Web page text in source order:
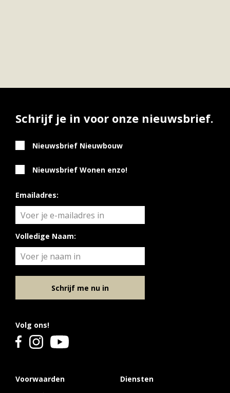
Voorwaarden Diensten
Volg ons!
Schrijf je in voor onze nieuwsbrief.
Nieuwsbrief Nieuwbouw
Nieuwsbrief Wonen enzo!
Emailadres:
Volledige Naam:
Schrijf me nu in